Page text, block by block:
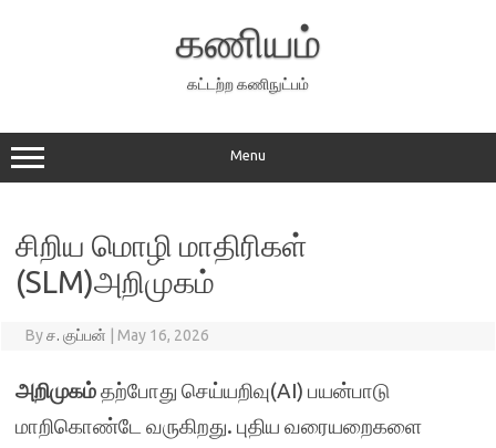
கணியம்
கட்டற்ற கணிநுட்பம்
Menu
சிறிய மொழி மாதிரிகள்
(SLM)அறிமுகம்
Byச. குப்பன் May 16, 2026
அறிமுகம்தற்போது செய்யறிவு(AI) பயன்பாடு
மாறிகொண்டே வருகிறது. புதிய வரையறைகளை